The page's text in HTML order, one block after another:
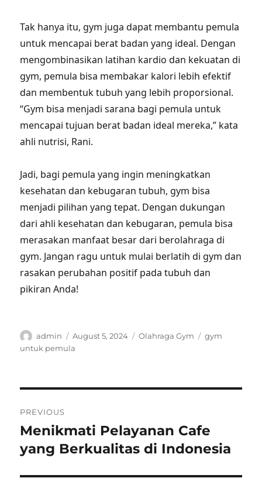
Tak hanya itu, gym juga dapat membantu pemula
untuk mencapai berat badan yang ideal. Dengan
mengombinasikan latihan kardio dan kekuatan di
gym, pemula bisa membakar kalori lebih efektif
dan membentuk tubuh yang lebih proporsional.
“Gym bisa menjadi sarana bagi pemula untuk
mencapai tujuan berat badan ideal mereka,” kata
ahli nutrisi, Rani.
Jadi, bagi pemula yang ingin meningkatkan
kesehatan dan kebugaran tubuh, gym bisa
menjadi pilihan yang tepat. Dengan dukungan
dari ahli kesehatan dan kebugaran, pemula bisa
merasakan manfaat besar dari berolahraga di
gym. Jangan ragu untuk mulai berlatih di gym dan
rasakan perubahan positif pada tubuh dan
pikiran Anda!
Author
admin
Posted
on
August 5, 2024 Categories
Olahraga Gym Tags
gym
untuk pemula
navigation
PREVIOUS
Previous
post:
Menikmati Pelayanan Cafe
yang Berkualitas di Indonesia